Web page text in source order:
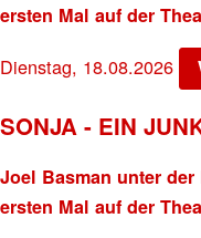
ersten Mal auf der
Dienstag, 18.08.2026
SONJA - EIN
Joel Basman unter
ersten Mal auf der